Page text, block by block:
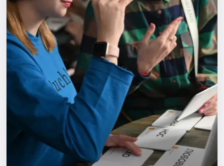
Города
Площадки
Артисты
Рейтинги